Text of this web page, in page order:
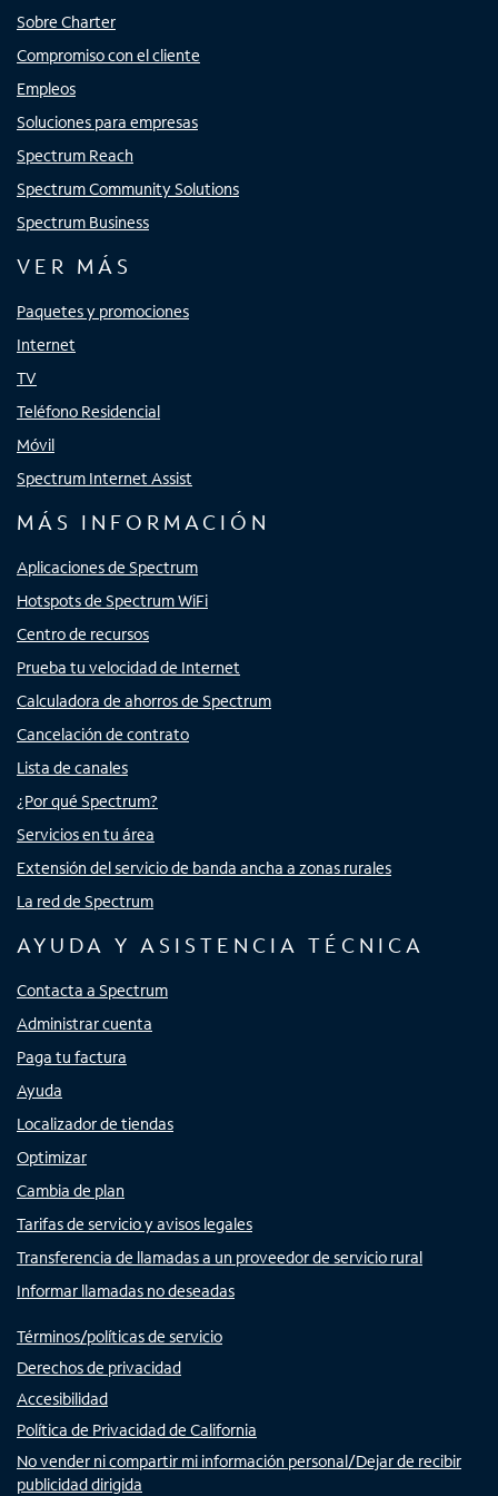
Sobre Charter
Compromiso con el cliente
Empleos
Soluciones para empresas
Spectrum Reach
Spectrum Community Solutions
Spectrum Business
VER MÁS
Paquetes y promociones
Internet
TV
Teléfono Residencial
Móvil
Spectrum Internet Assist
MÁS INFORMACIÓN
Aplicaciones de Spectrum
Hotspots de Spectrum WiFi
Centro de recursos
Prueba tu velocidad de Internet
Calculadora de ahorros de Spectrum
Cancelación de contrato
Lista de canales
¿Por qué Spectrum?
Servicios en tu área
Extensión del servicio de banda ancha a zonas rurales
La red de Spectrum
AYUDA Y ASISTENCIA TÉCNICA
Contacta a Spectrum
Administrar cuenta
Paga tu factura
Ayuda
Localizador de tiendas
Optimizar
Cambia de plan
Tarifas de servicio y avisos legales
Transferencia de llamadas a un proveedor de servicio rural
Informar llamadas no deseadas
Términos/políticas de servicio
Derechos de privacidad
Accesibilidad
Política de Privacidad de California
No vender ni compartir mi información personal/Dejar de recibir
publicidad dirigida